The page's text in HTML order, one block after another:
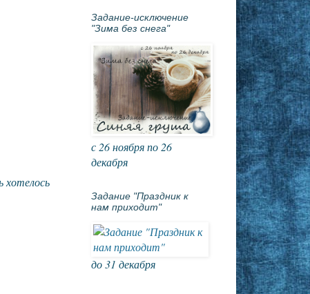
хотелось
Задание-исключение
"Зима без снега"
с 26 ноября по 26
декабря
Задание "Праздник к
нам приходит"
до 31 декабря